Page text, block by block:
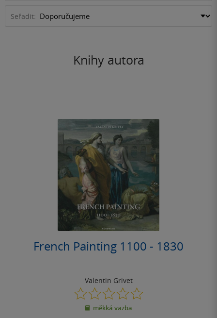
Seřadit:
Knihy autora
French Painting 1100 - 1830
Valentin Grivet
0.0
z
5
měkká vazba